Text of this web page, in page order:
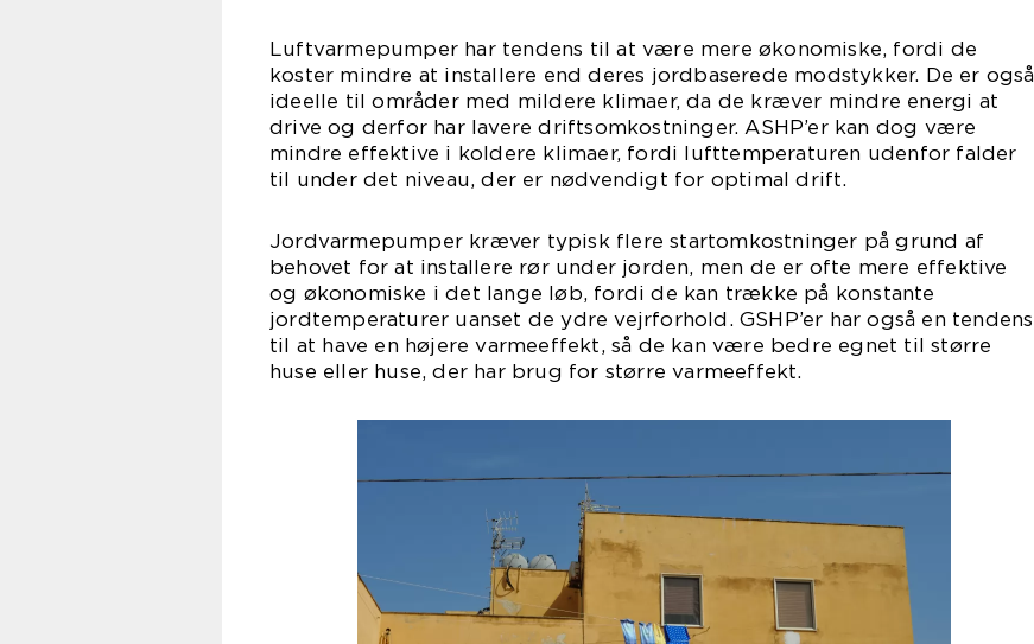
Luftvarmepumper har tendens til at være mere økonomiske, fordi de
koster mindre at installere end deres jordbaserede modstykker. De er også
ideelle til områder med mildere klimaer, da de kræver mindre energi at
drive og derfor har lavere driftsomkostninger. ASHP’er kan dog være
mindre effektive i koldere klimaer, fordi lufttemperaturen udenfor falder
til under det niveau, der er nødvendigt for optimal drift.
Jordvarmepumper kræver typisk flere startomkostninger på grund af
behovet for at installere rør under jorden, men de er ofte mere effektive
og økonomiske i det lange løb, fordi de kan trække på konstante
jordtemperaturer uanset de ydre vejrforhold. GSHP’er har også en tendens
til at have en højere varmeeffekt, så de kan være bedre egnet til større
huse eller huse, der har brug for større varmeeffekt.